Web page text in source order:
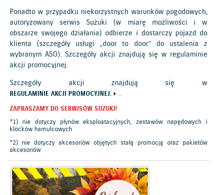
Ponadto w przypadku niekorzystnych warunków pogodowych,
autoryzowany serwis Suzuki (w miarę możliwości i w
obszarze swojego działania) odbierze i dostarczy pojazd do
klienta (szczegóły usługi „door to door” do ustalenia z
wybranym ASO). Szczegóły akcji znajdują się w regulaminie
akcji promocyjnej.
Szczegóły akcji znajdują się w
REGULAMINIE AKCJI PROMOCYJNEJ. .
ZAPRASZAMY DO SERWISÓW SUZUKI!
*1) nie dotyczy płynów eksploatacyjnych, zestawów napędowych i
klocków hamulcowych
*2) nie dotyczy akcesoriów objętych stałą promocją oraz pakietów
akcesoriów